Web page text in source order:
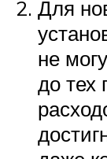
Для
не
до тех